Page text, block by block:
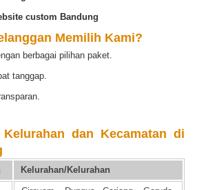
custom Bandung
Memilih Kami?
berbagai pilihan paket.
tanggap.
Kelurahan dan Kecamatan di
Kelurahan/Kelurahan